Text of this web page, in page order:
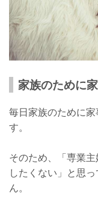
家族のために
毎日家族のために
す。
そのため、「専業
したくない」と思
ん。